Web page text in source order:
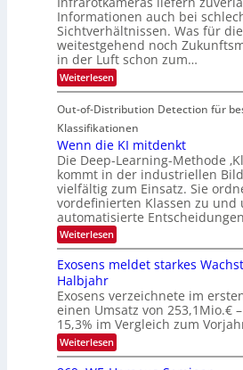
m
s
u
n
d
M
a
n
t
i
S
p
e
c
t
r
k
e
i
t
e
i
n
V
I
S
I
O
N
T
e
c
h
T
a
l
k
d
T
o
u
r
u
d
e
r
V
S
O
N
2
0
Informationen auch bei
Sichtverhältnissen. Was für
weitestgehend noch
in der Luft schon zum…
Weiterlesen:
S
c
h
l
a
n
d
e
n
Out-of-Distribution Detection für
Klassifikationen
Wenn die KI mitdenkt
Die Deep-Learning-Methode
kommt in der industriellen
vielfältig zum Einsatz. Sie
vordefinierten Klassen zu
automatisierte
Weiterlesen:
W
n
d
i
e
K
I
m
Exosens meldet starkes
Halbjahr
Exosens verzeichnete im
einen Umsatz von 253,1Mio.€
15,3% im Vergleich zum
Weiterlesen:
E
x